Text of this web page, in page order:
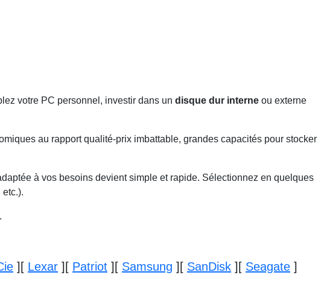
votre PC personnel, investir dans un disque dur interne ou externe
au rapport qualité-prix imbattable, grandes capacités pour stocker
à vos besoins devient simple et rapide. Sélectionnez en quelques
.
] [ Lexar ] [ Patriot ] [ Samsung ] [ SanDisk ] [ Seagate ]